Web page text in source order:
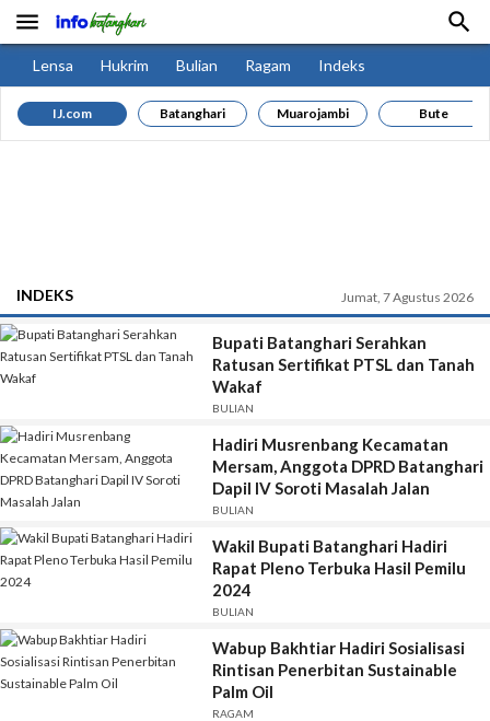
 
Lensa Hukrim Bulian Ragam Indeks
IJ.com Batanghari Muarojambi Bute
INDEKS Jumat, 7 Agustus 2026
Bupati Batanghari Serahkan
Ratusan Sertifikat PTSL dan Tanah
Wakaf
BULIAN
Hadiri Musrenbang Kecamatan
Mersam, Anggota DPRD Batanghari
Dapil IV Soroti Masalah Jalan
BULIAN
Wakil Bupati Batanghari Hadiri
Rapat Pleno Terbuka Hasil Pemilu
2024
BULIAN
Wabup Bakhtiar Hadiri Sosialisasi
Rintisan Penerbitan Sustainable
Palm Oil
RAGAM